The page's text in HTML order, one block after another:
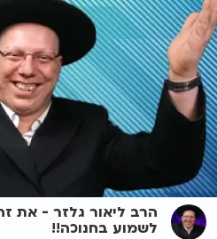
הרב ליאור גלזר - את
לשמוע בחנוכה!!